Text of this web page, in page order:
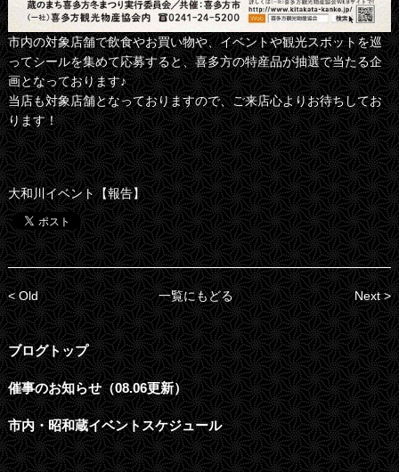
市内の対象店舗で飲食やお買い物や、イベントや観光スポットを巡
ってシールを集めて応募すると、喜多方の特産品が抽選で当たる企
画となっております♪
当店も対象店舗となっておりますので、ご来店心よりお待ちしてお
ります！
大和川イベント【報告】
< Old 一覧にもどる Next >
ブログトップ
催事のお知らせ（08.06更新）
市内・昭和蔵イベントスケジュール